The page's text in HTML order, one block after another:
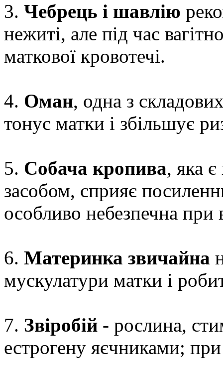
3. Чебрець і шавлію
нежиті, але під час
маткової кровотечі.
4. Оман, одна з
тонус матки і збільшує
5. Собача кропива, яка
засобом, сприяє
особливо небезпечна при
6. Материнка звичайна
мускулатури матки і
7. Звіробій - рослина,
естрогену яєчниками;